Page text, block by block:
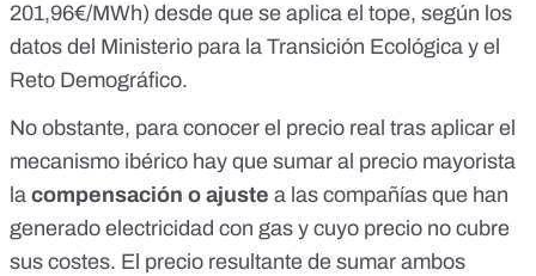
201,96€/MWh) desde que se aplica el tope, según los
datos del Ministerio para la Transición Ecológica y el
Reto Demográfico.
No obstante, para conocer el precio real tras aplicar el
mecanismo ibérico hay que sumar al precio mayorista
la compensación o ajuste a las compañías que han
generado electricidad con gas y cuyo precio no cubre
sus costes. El precio resultante de sumar ambos